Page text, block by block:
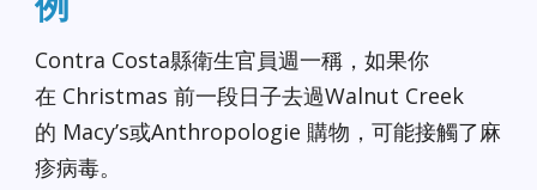
Contra Costa縣衛生官員週一稱，如果你
在 Christmas 前一段日子去過Walnut Creek
的 Macy’s或Anthropologie 購物，可能接觸了麻
疹病毒。